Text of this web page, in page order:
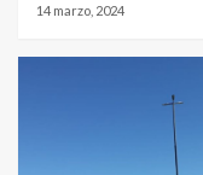
14 marzo, 2024